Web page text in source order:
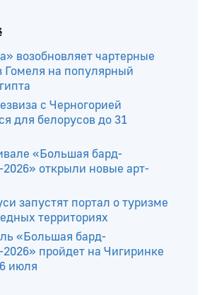
возобновляет чартерные
Гомеля на популярный
с Черногорией
для белорусов до 31
«Большая бард-
открыли новые арт-